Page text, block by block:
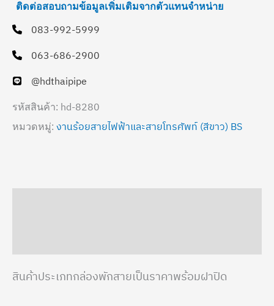
ติดต่อสอบถามข้อมูลเพิ่มเติมจากตัวแทนจำหน่าย
083-992-5999
063-686-2900
@hdthaipipe
รหัสสินค้า: hd-8280
หมวดหมู่: งานร้อยสายไฟฟ้าและสายโทรศัพท์ (สีขาว) BS
สินค้าประเภทกล่องพักสายเป็นราคาพร้อมฝาปิด